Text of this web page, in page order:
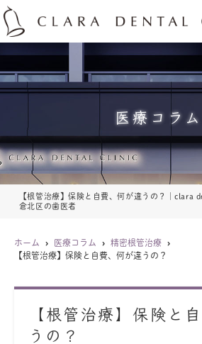
医療コラム
【根管治療】保険と自費、何が違うの？｜clara
倉北区の歯医者
ホーム 医療コラム
精密根管治療
【根管治療】保険と自費、何が違うの？
【根管治療】保険と
うの？